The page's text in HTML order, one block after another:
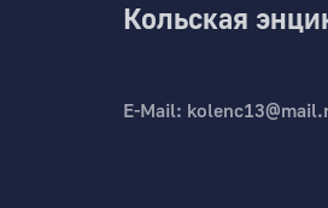
Кольская
E-Mail: